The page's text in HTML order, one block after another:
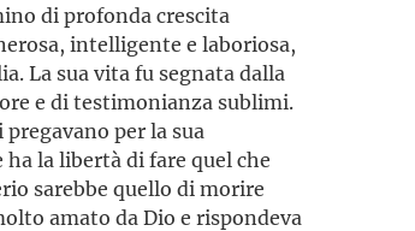
di profonda crescita
intelligente e laboriosa,
La sua vita fu segnata dalla
e di testimonianza sublimi.
per la sua
la libertà di fare quel che
sarebbe quello di morire
amato da Dio e rispondeva